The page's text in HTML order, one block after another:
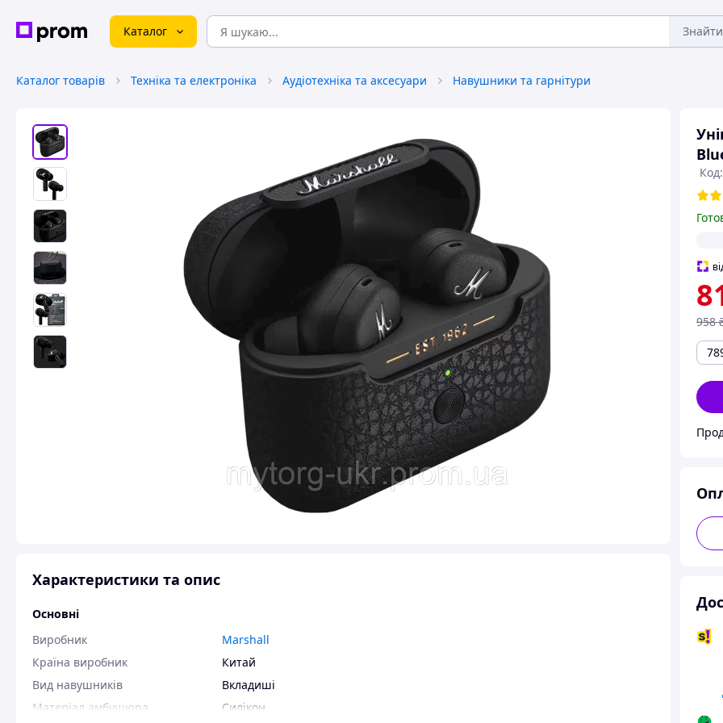
Каталог Знайти
Каталог товарів Техніка та електроніка Аудіотехніка та аксесуари Навушники та гарнітури
958
Характеристики та опис
Основні
Виробник
Marshall
Країна виробник
Китай
Вид навушників
Вкладиші
Матеріал амбушюра
Силікон